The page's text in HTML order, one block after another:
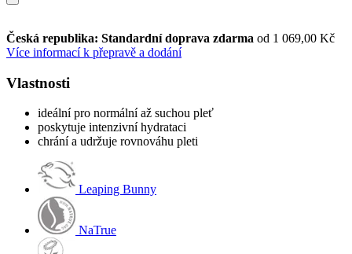
Česká republika: Standardní doprava zdarma od 1 069,00 Kč
Více informací k přepravě a dodání
Vlastnosti
ideální pro normální až suchou pleť
poskytuje intenzivní hydrataci
chrání a udržuje rovnováhu pleti
Leaping Bunny
NaTrue